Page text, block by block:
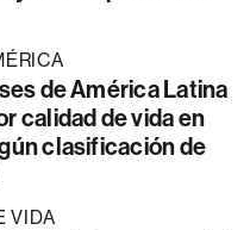
de América Latina
calidad de vida en
clasificación de
VIDA